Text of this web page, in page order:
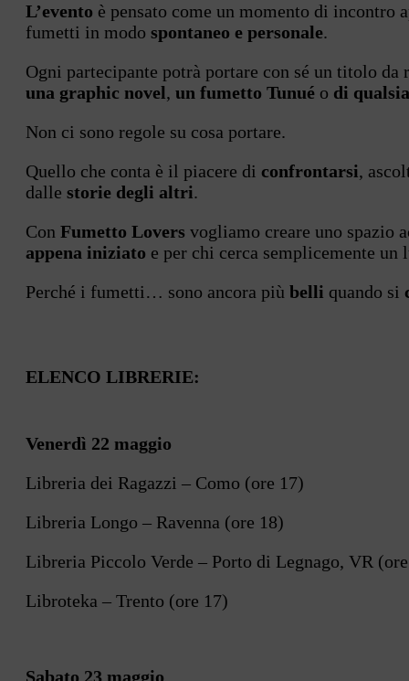
L’evento è pensato come un momento di incontro
fumetti in modo spontaneo e personale.
Ogni partecipante potrà portare con sé un titolo
una graphic novel, un fumetto Tunué o di
Non ci sono regole su cosa portare.
Quello che conta è il piacere di confrontarsi,
dalle storie degli altri.
Con Fumetto Lovers vogliamo creare uno spazio
appena iniziato e per chi cerca semplicemente
Perché i fumetti… sono ancora più belli quando si
ELENCO LIBRERIE:
Venerdì 22 maggio
Libreria dei Ragazzi – Como (ore 17)
Libreria Longo – Ravenna (ore 18)
Libreria Piccolo Verde – Porto di Legnago, VR
Libroteka – Trento (ore 17)
Sabato 23 maggio